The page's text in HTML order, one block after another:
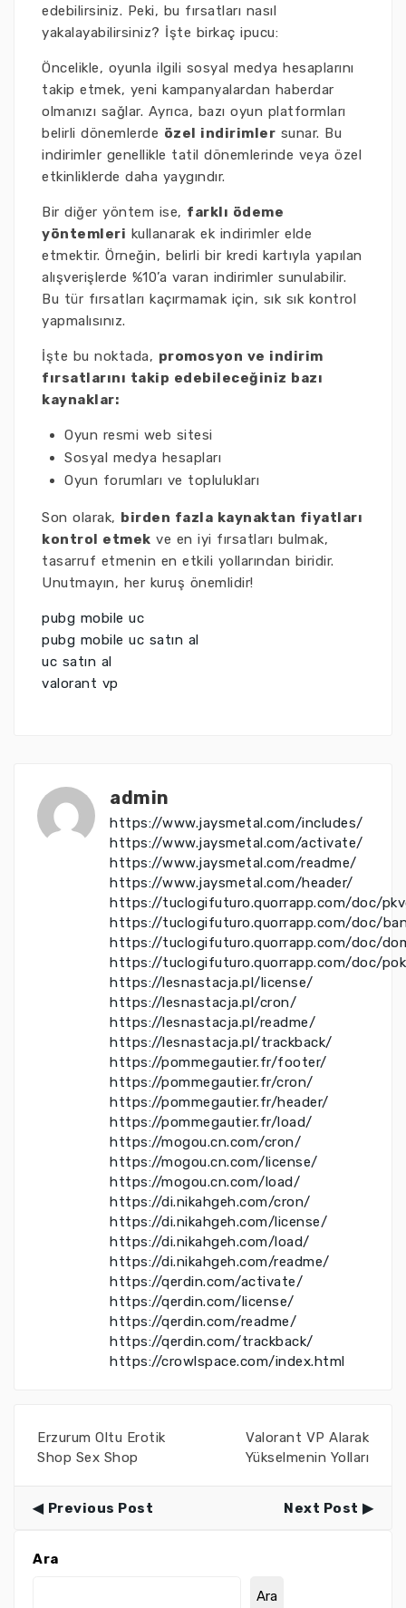
edebilirsiniz. Peki, bu fırsatları nasıl
yakalayabilirsiniz? İşte birkaç ipucu:
Öncelikle, oyunla ilgili sosyal medya hesaplarını
takip etmek, yeni kampanyalardan haberdar
olmanızı sağlar. Ayrıca, bazı oyun platformları
belirli dönemlerde özel indirimler sunar. Bu
indirimler genellikle tatil dönemlerinde veya özel
etkinliklerde daha yaygındır.
Bir diğer yöntem ise, farklı ödeme
yöntemleri kullanarak ek indirimler elde
etmektir. Örneğin, belirli bir kredi kartıyla yapılan
alışverişlerde %10’a varan indirimler sunulabilir.
Bu tür fırsatları kaçırmamak için, sık sık kontrol
yapmalısınız.
İşte bu noktada, promosyon ve indirim
fırsatlarını takip edebileceğiniz bazı
kaynaklar:
Oyun resmi web sitesi
Sosyal medya hesapları
Oyun forumları ve toplulukları
Son olarak, birden fazla kaynaktan fiyatları
kontrol etmek ve en iyi fırsatları bulmak,
tasarruf etmenin en etkili yollarından biridir.
Unutmayın, her kuruş önemlidir!
pubg mobile uc
pubg mobile uc satın al
uc satın al
valorant vp
admin
https://www.jaysmetal.com/includes/
https://www.jaysmetal.com/activate/
https://www.jaysmetal.com/readme/
https://www.jaysmetal.com/header/
https://tuclogifuturo.quorrapp.com/doc/
https://tuclogifuturo.quorrapp.com/doc/
https://tuclogifuturo.quorrapp.com/doc/
https://tuclogifuturo.quorrapp.com/doc/
https://lesnastacja.pl/license/
https://lesnastacja.pl/cron/
https://lesnastacja.pl/readme/
https://lesnastacja.pl/trackback/
https://pommegautier.fr/footer/
https://pommegautier.fr/cron/
https://pommegautier.fr/header/
https://pommegautier.fr/load/
https://mogou.cn.com/cron/
https://mogou.cn.com/license/
https://mogou.cn.com/load/
https://di.nikahgeh.com/cron/
https://di.nikahgeh.com/license/
https://di.nikahgeh.com/load/
https://di.nikahgeh.com/readme/
https://qerdin.com/activate/
https://qerdin.com/license/
https://qerdin.com/readme/
https://qerdin.com/trackback/
https://crowlspace.com/index.html
Erzurum Oltu Erotik
Shop Sex Shop
Valorant VP Alarak
Yükselmenin Yolları
Previous Post Next Post
Ara
Ara